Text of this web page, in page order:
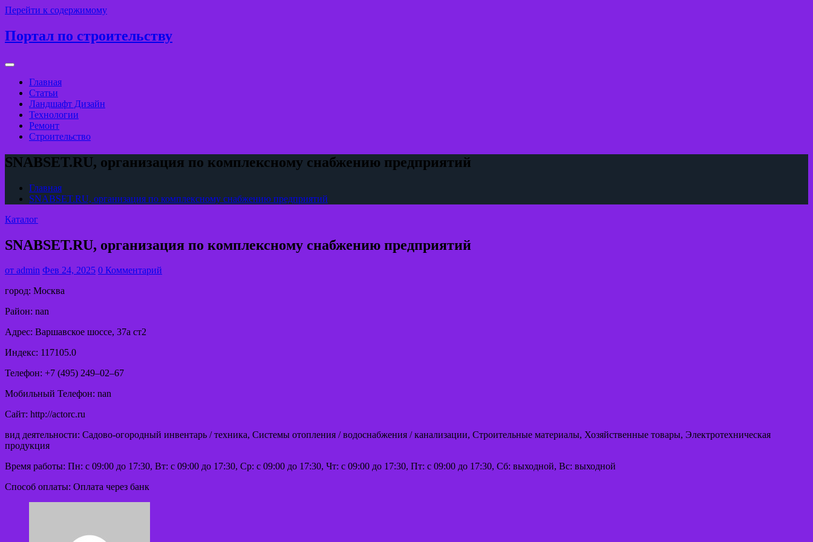
Перейти к содержимому
Портал по строительству
Главная
Статьи
Ландшафт Дизайн
Технологии
Ремонт
Строительство
SNABSET.RU, организация по комплексному снабжению предприятий
Главная
SNABSET.RU, организация по комплексному снабжению предприятий
Каталог
SNABSET.RU, организация по комплексному снабжению предприятий
от admin Фев 24, 2025 0 Комментарий
город: Москва
Район: nan
Адрес: Варшавское шоссе, 37а ст2
Индекс: 117105.0
Телефон: +7 (495) 249‒02‒67
Мобильный Телефон: nan
Сайт: http://actorc.ru
вид деятельности: Садово-огородный инвентарь / техника, Системы отопления / водоснабжения / канализации, Строительные материалы, Хозяйственные товары, Электротехническая
продукция
Время работы: Пн: с 09:00 до 17:30, Вт: с 09:00 до 17:30, Ср: с 09:00 до 17:30, Чт: с 09:00 до 17:30, Пт: с 09:00 до 17:30, Сб: выходной, Вс: выходной
Способ оплаты: Оплата через банк